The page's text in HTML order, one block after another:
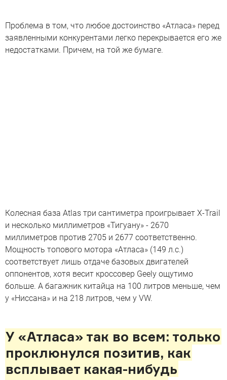
Проблема в том, что любое достоинство «Атласа» перед
заявленными конкурентами легко перекрывается его же
недостатками. Причем, на той же бумаге.
Колесная база Atlas три сантиметра проигрывает X-Trail
и несколько миллиметров «Тигуану» - 2670
миллиметров против 2705 и 2677 соответственно.
Мощность топового мотора «Атласа» (149 л.с.)
соответствует лишь отдаче базовых двигателей
оппонентов, хотя весит кроссовер Geely ощутимо
больше. А багажник китайца на 100 литров меньше, чем
у «Ниссана» и на 218 литров, чем у VW.
У «Атласа» так во всем: только
проклюнулся позитив, как
всплывает какая-нибудь